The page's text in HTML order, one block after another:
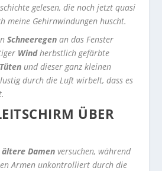
gelesen, die noch jetzt quasi
meine Gehirnwindungen huscht.
Schneeregen an das Fenster
Windherbstlich gefärbte
Tüten und dieser ganz kleinen
lustig durch die Luft wirbelt, dass es
ÜBER
ältere Damen versuchen, während
Armen unkontrolliert durch die